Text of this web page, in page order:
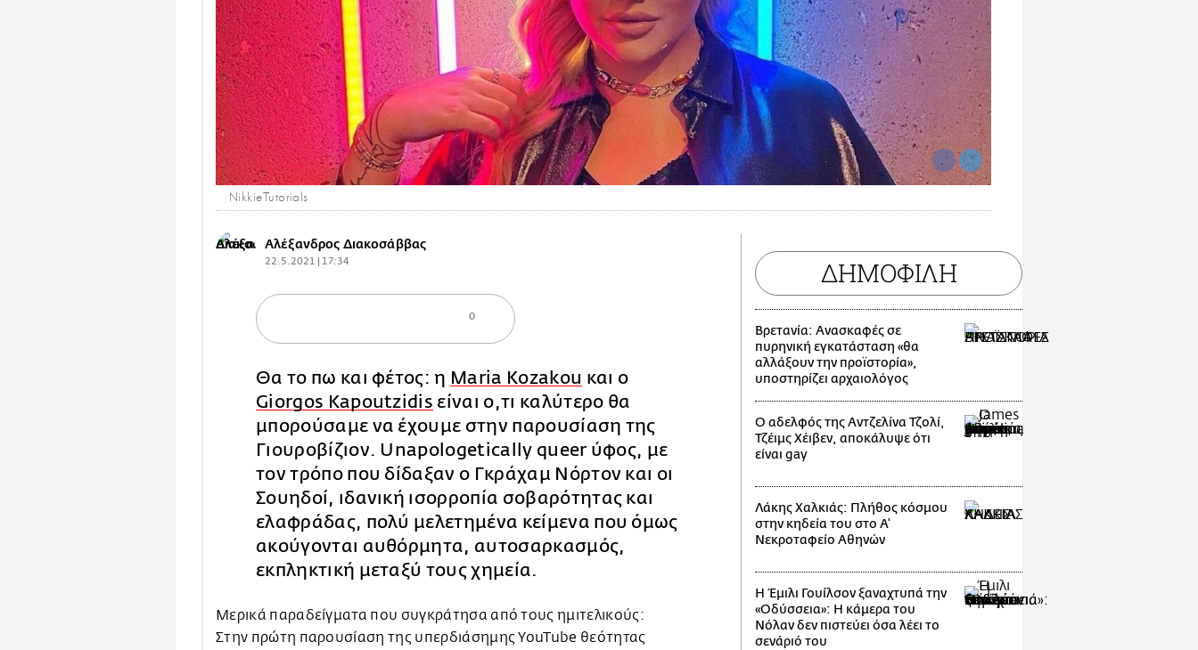
NikkieTutorials
Αλέξανδρος Διακοσάββας
22.5.2021 | 17:34
0
Θα το πω και φέτος: η Maria Kozakou και ο
Giorgos Kapoutzidis είναι ο,τι καλύτερο θα
μπορούσαμε να έχουμε στην παρουσίαση της
Γιουροβίζιον. Unapologetically queer ύφος, με
τον τρόπο που δίδαξαν ο Γκράχαμ Νόρτον και οι
Σουηδοί, ιδανική ισορροπία σοβαρότητας και
ελαφράδας, πολύ μελετημένα κείμενα που όμως
ακούγονται αυθόρμητα, αυτοσαρκασμός,
εκπληκτική μεταξύ τους χημεία.
Μερικά παραδείγματα που συγκράτησα από τους ημιτελικούς:
Στην πρώτη παρουσίαση της υπερδιάσημης YouTube θεότητας
ΔΗΜΟΦΙΛΗ
Βρετανία: Ανασκαφές σε
πυρηνική εγκατάσταση «θα
αλλάξουν την προϊστορία»,
υποστηρίζει αρχαιολόγος
Ο αδελφός της Αντζελίνα Τζολί,
Τζέιμς Χέιβεν, αποκάλυψε ότι
είναι gay
Λάκης Χαλκιάς: Πλήθος κόσμου
στην κηδεία του στο Α'
Νεκροταφείο Αθηνών
Η Έμιλι Γουίλσον ξαναχτυπά την
«Οδύσσεια»: Η κάμερα του
Νόλαν δεν πιστεύει όσα λέει το
σενάριό του